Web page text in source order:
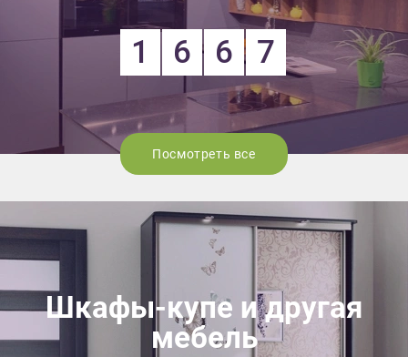
1 6 6 7
Посмотреть все
Шкафы-купе и другая
мебель